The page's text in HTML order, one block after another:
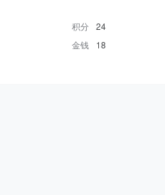
积分 24
金钱
18